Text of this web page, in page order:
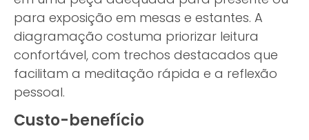
para exposição em mesas e estantes. A
diagramação costuma priorizar leitura
confortável, com trechos destacados que
facilitam a meditação rápida e a reflexão
pessoal.
Custo-benefício